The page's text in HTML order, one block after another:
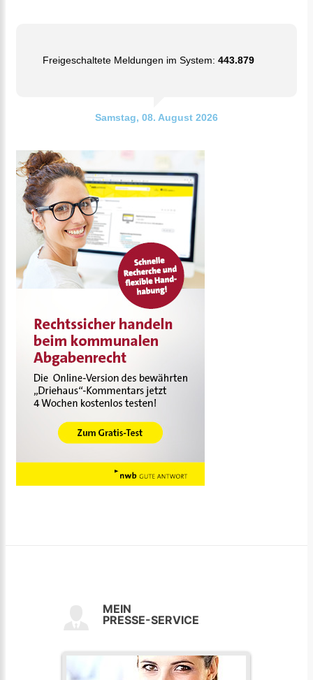
Freigeschaltete Meldungen im System: 443.879
Samstag, 08. August 2026
MEIN
PRESSE-SERVICE